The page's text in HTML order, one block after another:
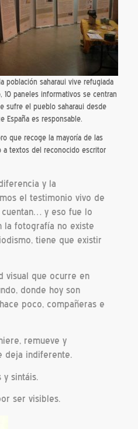
población saharaui vive refugiada
10 paneles informativos se centran
sufre el pueblo saharaui desde
España es responsable.
que recoge la mayoría de las
textos del reconocido escritor
y la
el testimonio vivo de
cuentan… y eso fue lo
la fotografía no existe
tiene que existir
visual que ocurre en
donde hoy son
poco, compañeras e
remueve y
deja indiferente.
y sintáis.
ser visibles.